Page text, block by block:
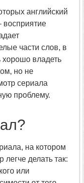
английский
части слов, в
хорошо владеть
но не
сериала
проблему.
на котором
делать так:
или